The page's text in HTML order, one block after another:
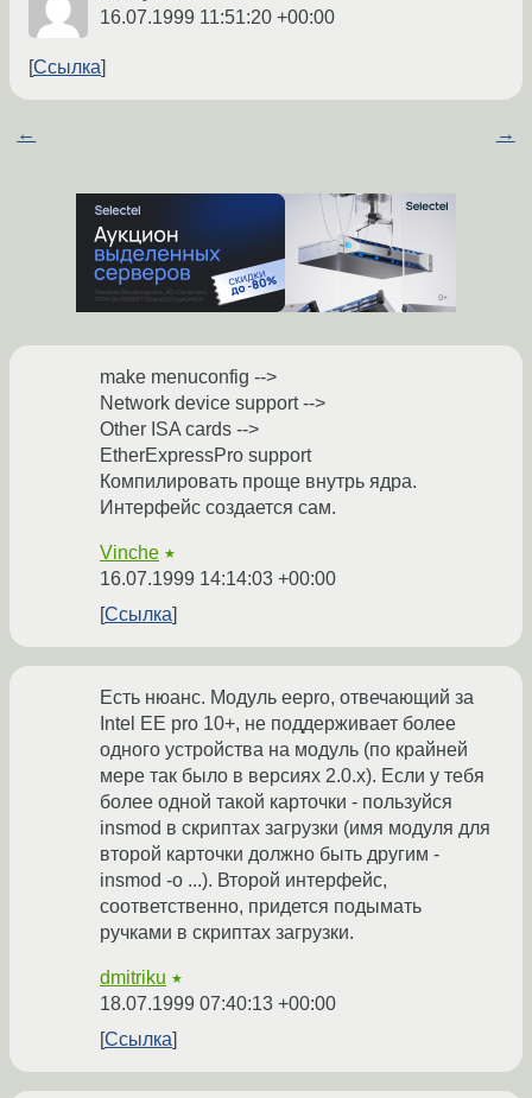
16.07.1999 11:51:20 +00:00
Ссылка
← →
make menuconfig -->
Network device support -->
Other ISA cards -->
EtherExpressPro support
Компилировать проще внутрь ядра.
Интерфейс создается сам.
Vinche ★
16.07.1999 14:14:03 +00:00
Ссылка
Есть нюанс. Модуль eepro, отвечающий за
Intel EE pro 10+, не поддерживает более
одного устройства на модуль (по крайней
мере так было в версиях 2.0.x). Если у тебя
более одной такой карточки - пользуйся
insmod в скриптах загрузки (имя модуля для
второй карточки должно быть другим -
insmod -o ...). Второй интерфейс,
соответственно, придется подымать
ручками в скриптах загрузки.
dmitriku ★
18.07.1999 07:40:13 +00:00
Ссылка